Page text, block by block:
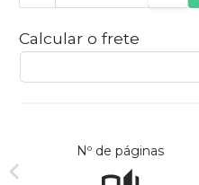
Calcular o frete
Nº de páginas